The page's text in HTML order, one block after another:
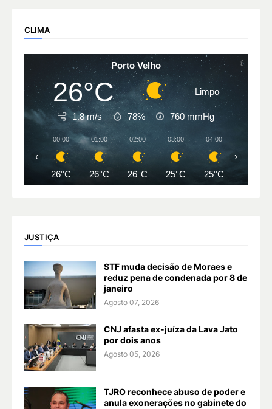
CLIMA
Porto Velho
26°C Limpo
1.8 m/s 78% 760 mmHg
00:00
26°C
01:00
26°C
02:00
26°C
03:00
25°C
04:00
25°C
‹ ›
JUSTIÇA
STF muda decisão de Moraes e
reduz pena de condenada por 8 de
janeiro
Agosto 07, 2026
CNJ afasta ex-juíza da Lava Jato
por dois anos
Agosto 05, 2026
TJRO reconhece abuso de poder e
anula exonerações no gabinete do